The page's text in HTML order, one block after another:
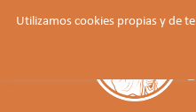
Saltar
Utilizamos cookies propias y de